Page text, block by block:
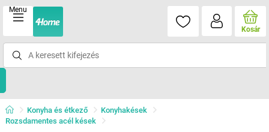
Menu
Kosár
Konyha és étkező
Konyhakések
Rozsdamentes acél kések